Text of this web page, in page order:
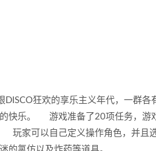
狂欢的享乐主义年代，一群各
快乐。 游戏准备了20项任务，游
玩家可以自己定义操作角色，并且